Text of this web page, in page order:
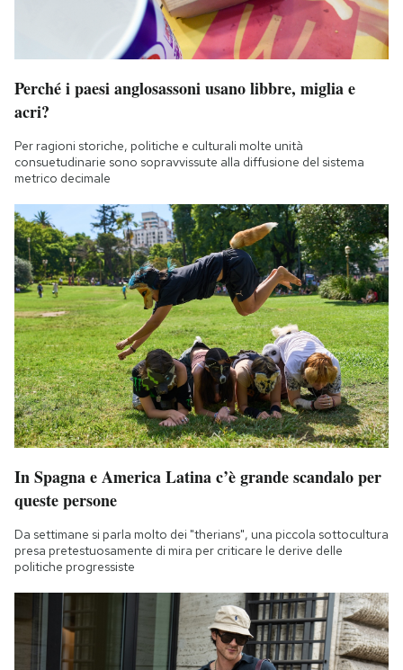
Perché i paesi anglosassoni usano libbre, miglia e
acri?
Per ragioni storiche, politiche e culturali molte unità
consuetudinarie sono sopravvissute alla diffusione del sistema
metrico decimale
In Spagna e America Latina c’è grande scandalo per
queste persone
Da settimane si parla molto dei "therians", una piccola sottocultura
presa pretestuosamente di mira per criticare le derive delle
politiche progressiste